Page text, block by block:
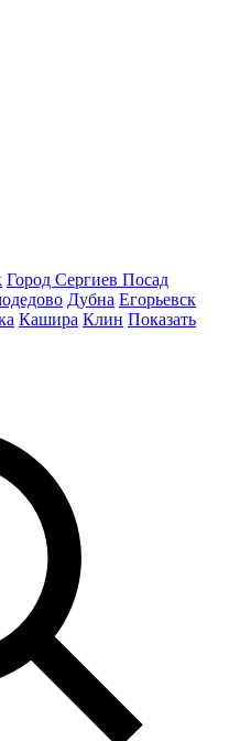
Город Сергиев Посад
Дубна Егорьевск
Кашира Клин Показать